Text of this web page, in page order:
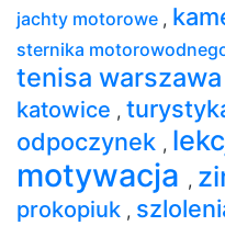
jachty motorowe ,
sternika
tenisa warszawa
katowice ,
odpoczynek ,
motywacja ,
prokopiuk ,